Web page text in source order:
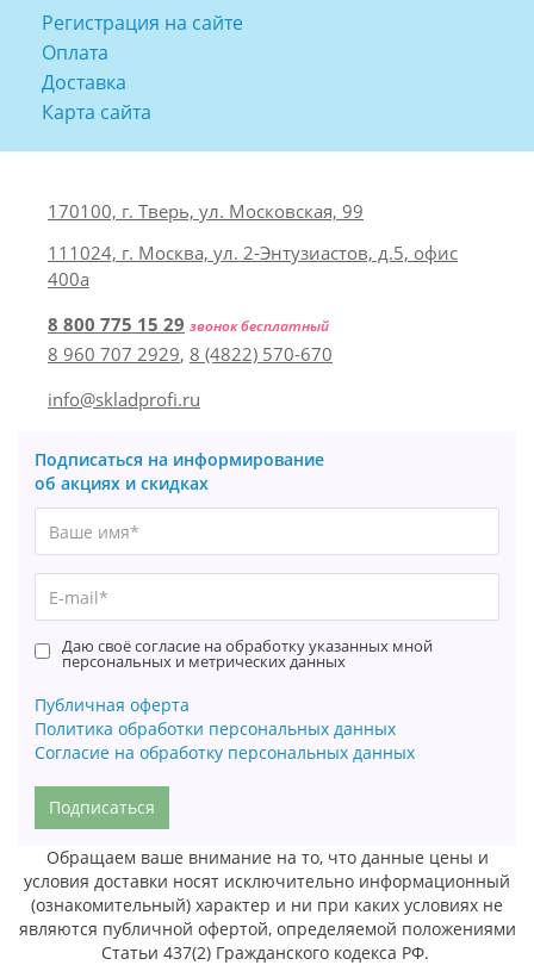
Регистрация на сайте
Оплата
Доставка
Карта сайта
170100, г. Тверь, ул. Московская, 99
111024, г. Москва, ул. 2-Энтузиастов, д.5, офис
400а
8 800 775 15 29 звонок бесплатный
8 960 707 2929, 8 (4822) 570-670
info@skladprofi.ru
Подписаться на информирование
об акциях и скидках
Даю своё согласие на обработку указанных мной
персональных и метрических данных
Публичная оферта
Политика обработки персональных данных
Согласие на обработку персональных данных
Подписаться
Обращаем ваше внимание на то, что данные цены и
условия доставки носят исключительно информационный
(ознакомительный) характер и ни при каких условиях не
являются публичной офертой, определяемой положениями
Статьи 437(2) Гражданского кодекса РФ.